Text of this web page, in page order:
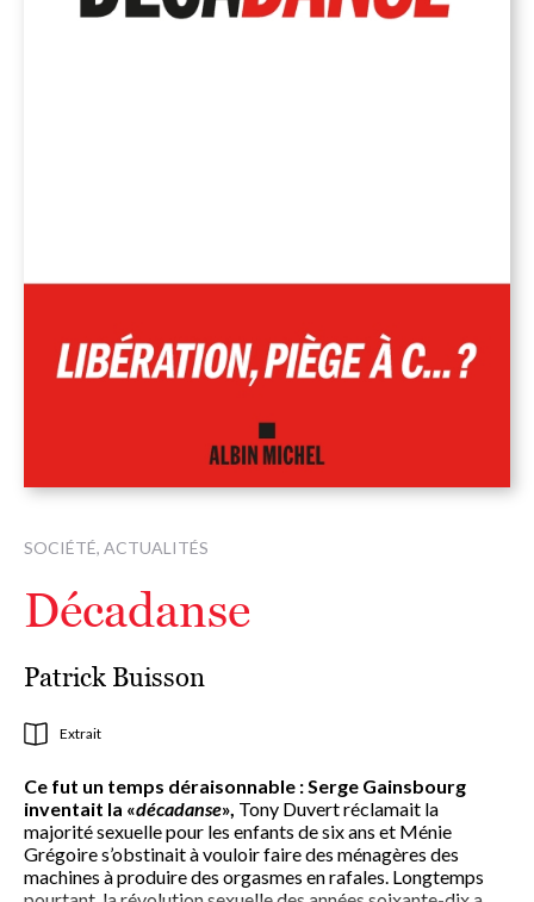
SOCIÉTÉ, ACTUALITÉS
Décadanse
Patrick Buisson
Extrait
Ce fut un temps déraisonnable : Serge Gainsbourg
inventait la «décadanse», Tony Duvert réclamait la
majorité sexuelle pour les enfants de six ans et Ménie
Grégoire s’obstinait à vouloir faire des ménagères des
machines à produire des orgasmes en rafales. Longtemps